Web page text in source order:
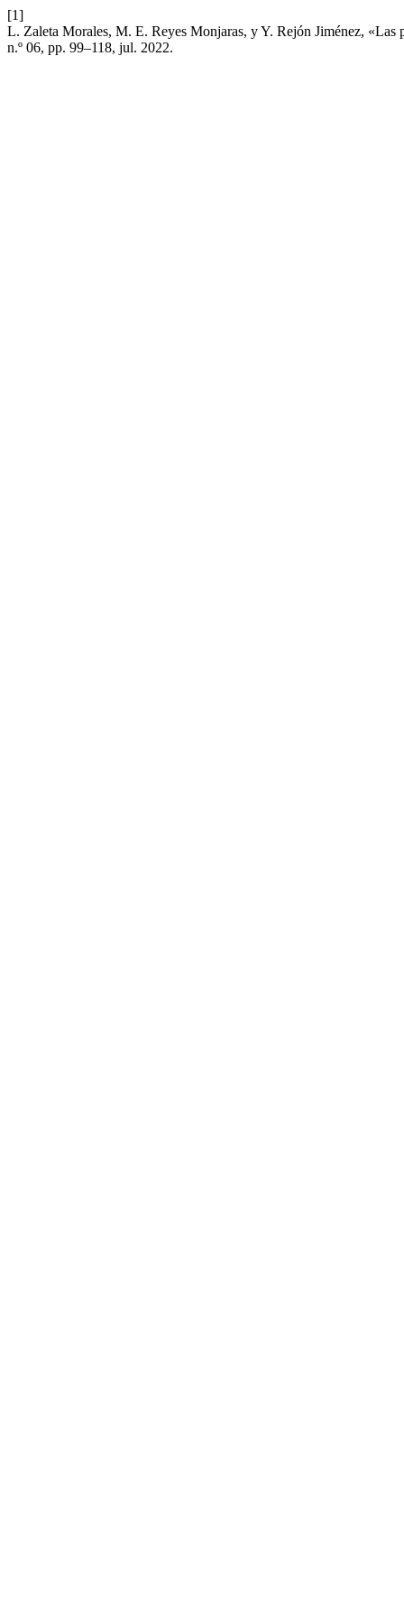
[1]
L. Zaleta Morales, M. E. Reyes Monjaras, y Y. Rejón Jiménez,
n.º 06, pp. 99–118, jul. 2022.